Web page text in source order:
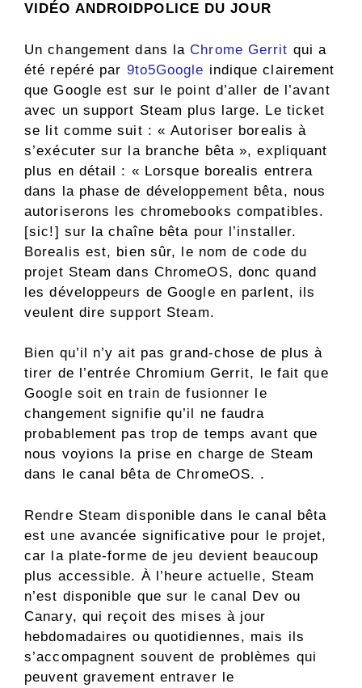
VIDÉO ANDROIDPOLICE DU JOUR
Un changement dans laChrome Gerrit qui a
été repéré par 9to5Google indique clairement
que Google est sur le point d’aller de l’avant
avec un support Steam plus large. Le ticket
se lit comme suit : « Autoriser borealis à
s’exécuter sur la branche bêta », expliquant
plus en détail : « Lorsque borealis entrera
dans la phase de développement bêta, nous
autoriserons les chromebooks compatibles.
[sic!] sur la chaîne bêta pour l’installer.
Borealis est, bien sûr, le nom de code du
projet Steam dans ChromeOS, donc quand
les développeurs de Google en parlent, ils
veulent dire support Steam.
Bien qu’il n’y ait pas grand-chose de plus à
tirer de l’entrée Chromium Gerrit, le fait que
Google soit en train de fusionner le
changement signifie qu’il ne faudra
probablement pas trop de temps avant que
nous voyions la prise en charge de Steam
dans le canal bêta de ChromeOS. .
Rendre Steam disponible dans le canal bêta
est une avancée significative pour le projet,
car la plate-forme de jeu devient beaucoup
plus accessible. À l’heure actuelle, Steam
n’est disponible que sur le canal Dev ou
Canary, qui reçoit des mises à jour
hebdomadaires ou quotidiennes, mais ils
s’accompagnent souvent de problèmes qui
peuvent gravement entraver le